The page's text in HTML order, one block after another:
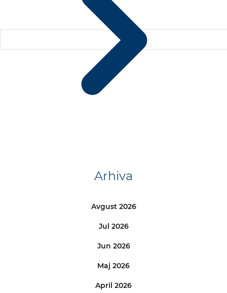
Arhiva
Avgust 2026
Jul 2026
Jun 2026
Maj 2026
April 2026